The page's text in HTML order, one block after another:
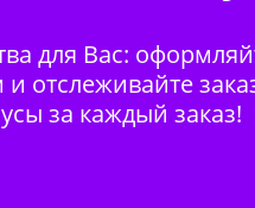
для Вас:
отслеживайте
за каждый заказ!